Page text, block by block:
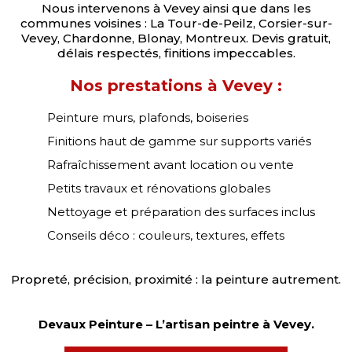
Nous intervenons à Vevey ainsi que dans les
communes voisines : La Tour-de-Peilz, Corsier-sur-
Vevey, Chardonne, Blonay, Montreux. Devis gratuit,
délais respectés, finitions impeccables.
Nos prestations à Vevey :
Peinture murs, plafonds, boiseries
Finitions haut de gamme sur supports variés
Rafraîchissement avant location ou vente
Petits travaux et rénovations globales
Nettoyage et préparation des surfaces inclus
Conseils déco : couleurs, textures, effets
Propreté, précision, proximité : la peinture autrement.
Devaux Peinture – L’artisan peintre à Vevey.